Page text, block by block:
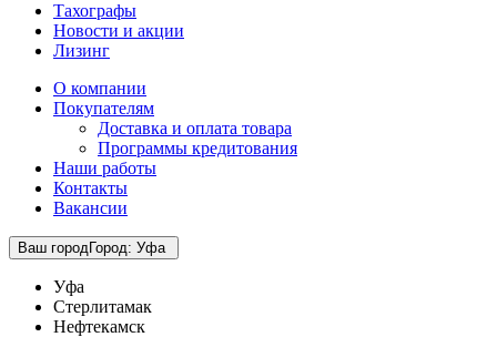
Тахографы
Новости и акции
Лизинг
О компании
Покупателям
Доставка и оплата товара
Программы кредитования
Наши работы
Контакты
Вакансии
Ваш городГород: Уфа
Уфа
Стерлитамак
Нефтекамск